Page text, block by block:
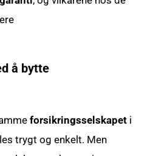
å bytte
forsikringsselskapet i
trygt og enkelt. Men